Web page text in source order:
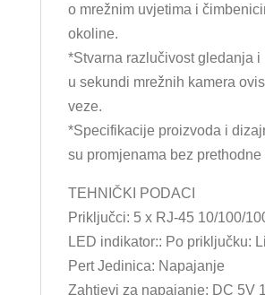
o mrežnim uvjetima i
okoline.
*Stvarna razlučivost gledanja i
u sekundi mrežnih kamera
veze.
*Specifikacije proizvoda i
su promjenama bez prethodne
TEHNIČKI PODACI
Priključci: 5 x RJ-45 10/100/
LED indikator:: Po priključku:
Pert Jedinica: Napajanje
Zahtjevi za napajanje: DC 5V